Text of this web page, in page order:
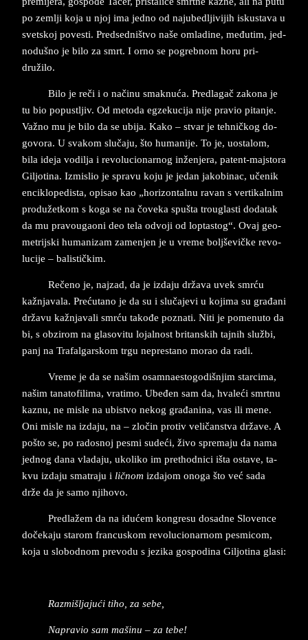
po zem­lji koja u njoj ima jed­no od naj­u­be­dlji­vi­jih is­ku­sta­va u
svet­skoj po­ve­sti. Pred­sed­ništvo naše omla­di­ne, me­đu­tim, jed­
no­dušno je bilo za smrt. I orno se po­greb­nom horu pri­
družilo.
Bilo je reči i o načinu smak­nuća. Pred­la­gač za­ko­na je
tu bio po­pustljiv. Od me­to­da egzekucija nije pra­vio pi­tan­je.
Važno mu je bilo da se ubi­ja. Kako – stvar je teh­ničkog do­
go­vo­ra. U sva­kom slučaju, što hu­ma­ni­je. To je, uo­sta­lom,
bila ide­ja vo­dil­ja i re­vo­lu­ci­o­na­rn­og inžen­je­ra, pa­tent-maj­stora
G­il­jo­ti­na. Iz­mi­slio je spra­vu koju je je­dan ja­ko­bi­nac, učenik
en­ci­klo­pe­di­sta, opi­sao kao „ho­ri­zon­tal­nu ra­van s ver­ti­kal­nim
pro­dužet­kom s koga se na čove­ka spu­šta trougla­sti do­da­tak
da mu pravougaoni deo tela odvo­ji od lop­tastog“. Ovaj ge­o­
me­trij­ski hu­ma­ni­zam za­men­jen je u vre­me bol­jše­vičke re­vo­
lu­ci­je – ba­li­stičkim.
Rečeno je, naj­zad, da je iz­da­ju država uvek smrću
kažnjavala. Prećuta­no je da su i slučaje­vi u ko­ji­ma su građani
državu kažnja­va­li smrću takođe po­zna­ti. Niti je po­me­nu­to da
bi, s ob­zi­rom na gla­so­vi­tu lo­jal­nost bri­tan­skih taj­nih službi,
panj na Tra­fal­gar­skom trgu ne­pre­sta­no mo­rao da radi.
Vre­me je da se na­šim osam­na­e­sto­go­di­šnjim star­ci­ma,
na­šim ta­na­to­fi­li­ma, vra­ti­mo. Ubeđen sam da, hva­leći smrtnu
ka­znu, ne mi­sle na ubi­stvo ne­kog građani­na, vas ili mene.
Oni mi­sle na iz­da­ju, na – zločin pro­tiv veličan­stva države. A
po­što se, po ra­do­snoj pe­smi sudeći, živo spre­ma­ju da nama
jed­nog dana vla­da­ju, uko­li­ko im pret­hod­ni­ci išta osta­ve, ta­
kvu iz­da­ju sma­tra­ju i ličnom iz­da­jom ono­ga što već sada
drže da je samo nji­ho­vo.
Pred­lažem da na idućem kon­gre­su do­sad­ne Slo­ven­ce
dočeka­ju sta­rom fran­cu­skom re­vo­lu­ci­o­nar­nom pe­smi­com,
koja u slo­bod­nom pre­vo­du s je­zi­ka go­spo­di­na G­il­jo­ti­na gla­si:
Raz­mi­šlja­jući tiho, za sebe,
Na­pra­vio sam ma­ši­nu – za tebe!